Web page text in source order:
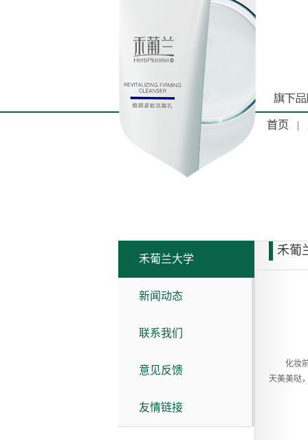
首页 |
禾葡兰大学
新闻动态
联系我们
意见反馈
友情链接
禾葡
化妆前
天美美哒